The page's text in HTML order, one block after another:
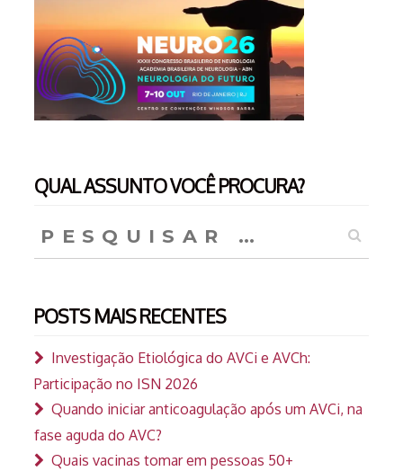
QUAL ASSUNTO VOCÊ PROCURA?
por:
POSTS MAIS RECENTES
Investigação Etiológica do AVCi e AVCh:
Participação no ISN 2026
Quando iniciar anticoagulação após um AVCi, na
fase aguda do AVC?
Quais vacinas tomar em pessoas 50+